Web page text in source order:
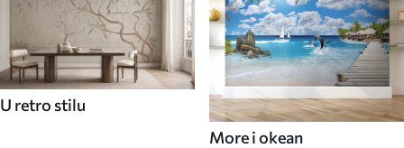
U retro stilu
More i okean